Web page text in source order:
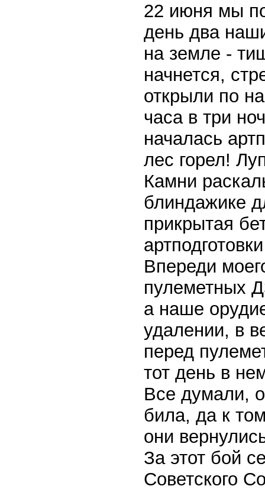
22 июня мы
день два
на земле -
начнется,
открыли по
часа в три
началась
лес горел!
Камни
блиндажике
прикрытая
Впереди
пулеметных
а наше
удалении, в
перед
тот день в
Все думали,
била, да к
они
За этот бой
Советского